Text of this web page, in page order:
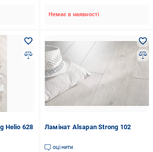
Немає в наявності
Helio 628 Ламінат Alsapan Strong 102
оцінити